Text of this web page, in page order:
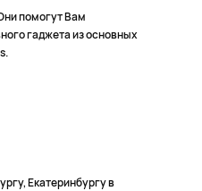
помогут Вам
гаджета из основных
Екатеринбургу в